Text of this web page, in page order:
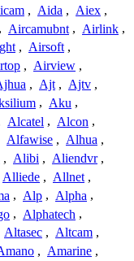
, Aida , Aiex ,
, Aircamubnt , Airlink ,
, Airsoft ,
, Airview ,
, Ajt , Ajtv ,
, Aku ,
Alcatel , Alcon ,
Alfawise , Alhua ,
, Alibi , Aliendvr ,
Alliede , Allnet ,
, Alp , Alpha ,
, Alphatech ,
Altasec , Altcam ,
, Amarine ,